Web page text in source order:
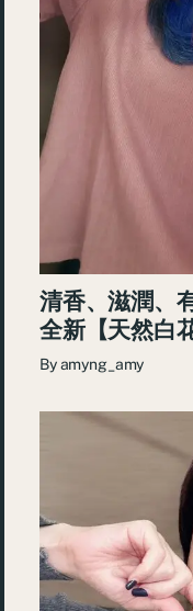
清香、滋潤、
全新【天然白
Byamyng_amy